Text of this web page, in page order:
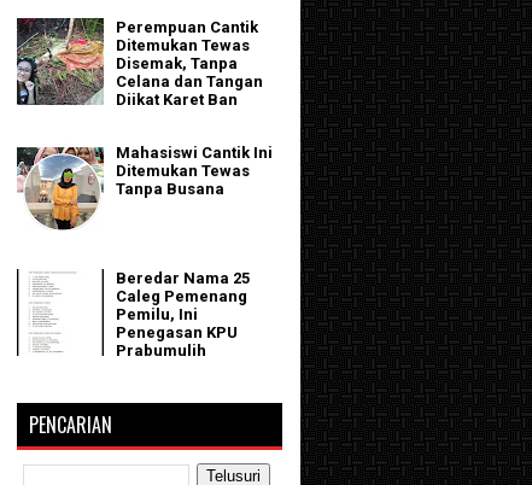
Perempuan Cantik
Ditemukan Tewas
Disemak, Tanpa
Celana dan Tangan
Diikat Karet Ban
Mahasiswi Cantik Ini
Ditemukan Tewas
Tanpa Busana
Beredar Nama 25
Caleg Pemenang
Pemilu, Ini
Penegasan KPU
Prabumulih
PENCARIAN